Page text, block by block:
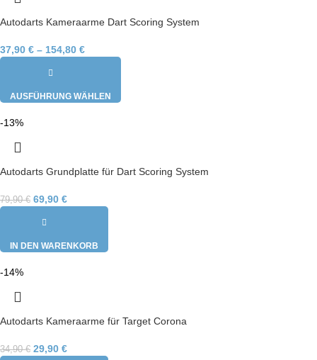
Autodarts Kameraarme Dart Scoring System
37,90 € – 154,80 €
AUSFÜHRUNG WÄHLEN
-13%
Autodarts Grundplatte für Dart Scoring System
79,90€ 69,90 €
IN DEN WARENKORB
-14%
Autodarts Kameraarme für Target Corona
34,90€ 29,90 €